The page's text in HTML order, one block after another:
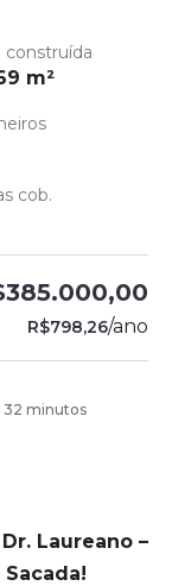
construída
m²
cob.
R$798,26/ano
32 minutos
Laureano –